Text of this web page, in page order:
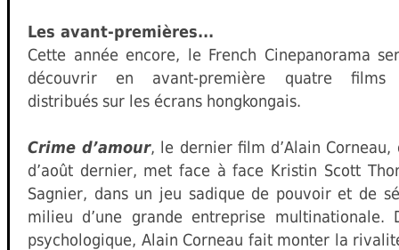
Les avant-premières...
Cette année encore, le French Cinepanorama
découvrir en avant-première quatre films
distribués sur les écrans hongkongais.
Crime d’amour, le dernier film d’Alain Corneau,
d’août dernier, met face à face Kristin Scott
Sagnier, dans un jeu sadique de pouvoir et de
milieu d’une grande entreprise multinationale.
psychologique, Alain Corneau fait monter la